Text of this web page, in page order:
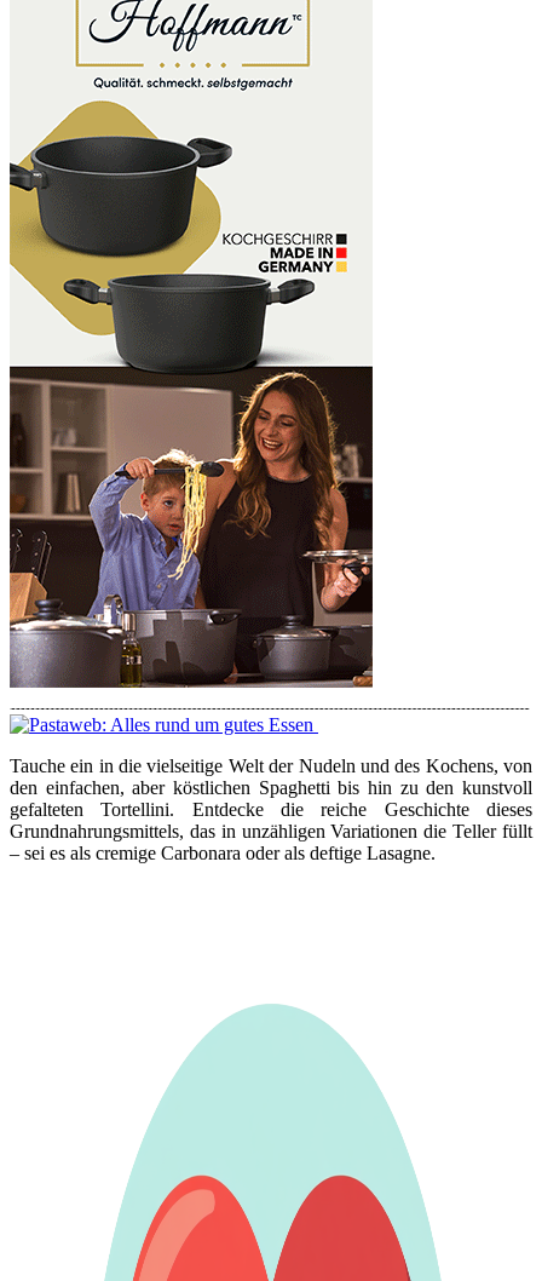
Tauche ein in die vielseitige Welt der Nudeln und des Kochens, von
den einfachen, aber köstlichen Spaghetti bis hin zu den kunstvoll
gefalteten Tortellini. Entdecke die reiche Geschichte dieses
Grundnahrungsmittels, das in unzähligen Variationen die Teller füllt
– sei es als cremige Carbonara oder als deftige Lasagne.